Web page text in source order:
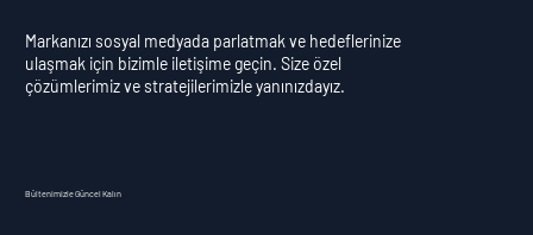
Markanızı sosyal medyada parlatmak ve hedeflerinize
ulaşmak için bizimle iletişime geçin. Size özel
çözümlerimiz ve stratejilerimizle yanınızdayız.
Bültenimizle Güncel Kalın